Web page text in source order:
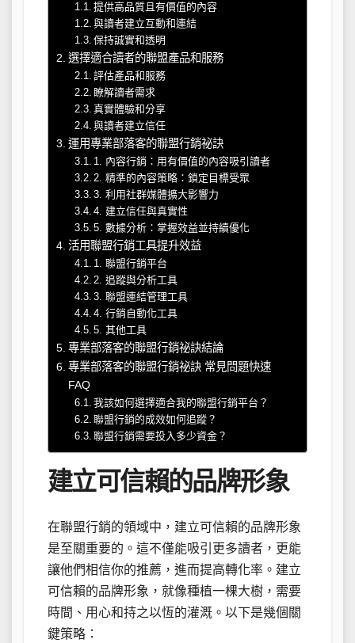
提供高品質且有價值的內容
與讀者建立互動和連結
保持誠實和透明
選擇適合讀者的聯盟產品和服務
評估產品和服務
瞭解讀者需求
真實體驗和分享
與讀者建立信任
運用專業部落客的聯盟行銷祕訣
1. 內容行銷：用有價值的內容吸引讀者
2. 精準的內容策略：鎖定目標受眾
3. 利用社群媒體擴大影響力
4. 建立信任與真實性
5. 數據分析：掌握效益並持續優化
活用聯盟行銷工具提升效益
1. 聯盟行銷平台
2. 追蹤與分析工具
3. 聯盟連結管理工具
4. 行銷自動化工具
5. 其他工具
專業部落客的聯盟行銷祕訣結論
專業部落客的聯盟行銷祕訣 常見問題快速
FAQ
我該如何選擇適合我的聯盟行銷平台？
聯盟行銷的成效如何追蹤？
聯盟行銷需要投入多少資金？
建立可信賴的品牌形象
在聯盟行銷的領域中，建立可信賴的品牌形象
是至關重要的。這不僅能吸引更多讀者，更能
讓他們相信你的推薦，進而提高轉化率。建立
可信賴的品牌形象，就像種植一棵大樹，需要
時間、用心和持之以恆的灌溉。以下是幾個關
鍵策略：